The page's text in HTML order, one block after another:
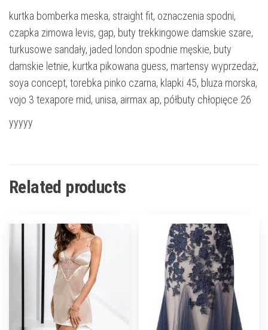
kurtka bomberka meska, straight fit, oznaczenia spodni,
czapka zimowa levis, gap, buty trekkingowe damskie szare,
turkusowe sandały, jaded london spodnie męskie, buty
damskie letnie, kurtka pikowana guess, martensy wyprzedaż,
soya concept, torebka pinko czarna, klapki 45, bluza morska,
vojo 3 texapore mid, unisa, airmax ap, półbuty chłopięce 26
yyyyy
Related products